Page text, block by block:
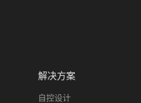
解决方案
自控设计